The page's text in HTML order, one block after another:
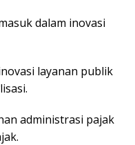
dalam inovasi
layanan publik
administrasi pajak